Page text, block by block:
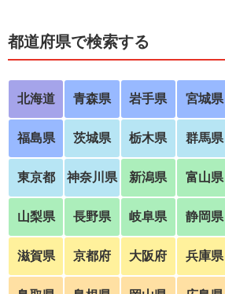
都道府県で検索する
北海道 青森県 岩手県 宮城県
福島県 茨城県 栃木県 群馬県
東京都 神奈川県 新潟県 富山県
山梨県 長野県 岐阜県 静岡県
滋賀県 京都府 大阪府 兵庫県